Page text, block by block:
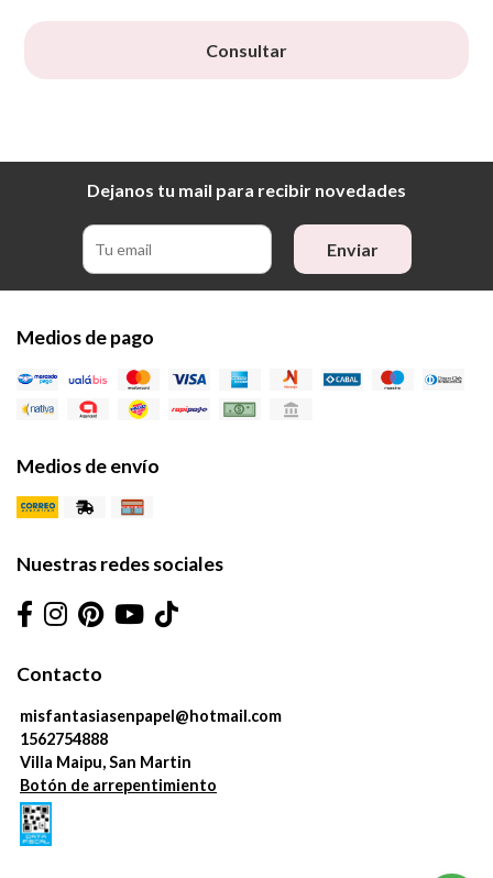
Consultar
Dejanos tu mail para recibir novedades
Enviar
Medios de pago
Medios de envío
Nuestras redes sociales
Contacto
misfantasiasenpapel@hotmail.com
1562754888
Villa Maipu, San Martin
Botón de arrepentimiento